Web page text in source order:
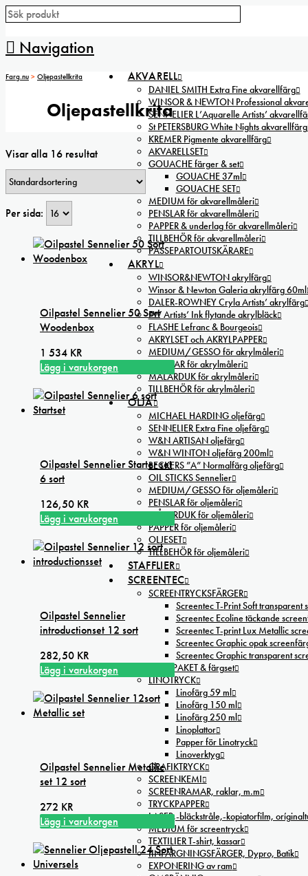
Navigation
AKVARELL
DANIEL SMITH Extra Fine akvarellfärg
WINSOR & NEWTON Professional
SENNELIER L’Aquarelle Artists’
St PETERSBURG White Nights akvarellfärg
KREMER Pigmente akvarellfärg
AKVARELLSET
GOUACHE färger & set
GOUACHE 37ml
GOUACHE SET
MEDIUM för akvarellmåleri
PENSLAR för akvarellmåleri
PAPPER & underlag för akvarellmåleri
TILLBEHÖR för akvarellmåleri
PASSEPARTOUTSKÄRARE
AKRYL
WINSOR&NEWTON akrylfärg
Winsor & Newton Galeria akrylfärg 60ml
DALER-ROWNEY Cryla Artists’ akrylfärg
FW Artists’ Ink flytande akrylbläck
FLASHE Lefranc & Bourgeois
AKRYLSET och AKRYLPAPPER
MEDIUM/GESSO för akrylmåleri
PENSLAR för akrylmåleri
MÅLARDUK för akrylmåleri
TILLBEHÖR för akrylmåleri
OLJA
MICHAEL HARDING oljefärg
SENNELIER Extra Fine oljefärg
W&N ARTISAN oljefärg
W&N WINTON oljefärg 200ml
BECKERS ”A” Normalfärg oljefärg
OIL STICKS Sennelier
MEDIUM/GESSO för oljemåleri
PENSLAR för oljemåleri
MÅLARDUK för oljemåleri
PAPPER för oljemåleri
OLJESET
TILLBEHÖR för oljemåleri
STAFFLIER
SCREENTEC
SCREENTRYCKSFÄRGER
Screentec T-Print Soft transparent
Screentec Ecoline täckande
Screentec T-print Lux Metallic
Screentec Graphic opak
Screentec Graphic transparent
STARTPAKET & färgset
LINOTRYCK
Linofärg 59 ml
Linofärg 150 ml
Linofärg 250 ml
Linoplattor
Papper för Linotryck
Linoverktyg
GRAFIKTRYCK
SCREENKEMI
SCREENRAMAR, raklar, m.m
TRYCKPAPPER
LASER,-bläckstråle,-kopiatorfilm,
MEDIUM för screentryck
TEXTILIER T-shirt, kassar
IINFÄRGNINGSFÄRGER, Dypro, Batik
EXPONERING av ram
Farg.nu > Oljepastellkrita
Oljepastellkrita
Visar alla 16 resultat
Per sida:
Oilpastel Sennelier 50 Sort
Woodenbox
1 534 KR
Lägg i varukorgen
Oilpastel Sennelier Starter set
6 sort
126,50 KR
Lägg i varukorgen
Oilpastel Sennelier
introductionset 12 sort
282,50 KR
Lägg i varukorgen
Oilpastel Sennelier Metallic
set 12 sort
272 KR
Lägg i varukorgen